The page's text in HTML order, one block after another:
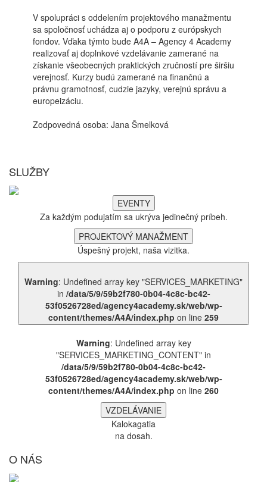
V spolupráci s oddelením projektového manažmentu
sa spoločnosť uchádza aj o podporu z európskych
fondov. Vďaka týmto bude A4A – Agency 4 Academy
realizovať aj doplnkové vzdelávanie zamerané na
získanie všeobecných praktických zručností pre širšiu
verejnosť. Kurzy budú zamerané na finančnú a
právnu gramotnosť, cudzie jazyky, verejnú správu a
europeizáciu.
Zodpovedná osoba: Jana Šmelková
SLUŽBY
EVENTY
Za každým podujatím sa ukrýva jedinečný príbeh.
PROJEKTOVÝ MANAŽMENT
Úspešný projekt, naša vizitka.
Warning: Undefined array key "SERVICES_MARKETING"
in /data/5/9/59b2f780-0b04-4c8c-bc42-
53f0526728ed/agency4academy.sk/web/wp-
content/themes/A4A/index.php on line 259
Warning: Undefined array key
"SERVICES_MARKETING_CONTENT" in
/data/5/9/59b2f780-0b04-4c8c-bc42-
53f0526728ed/agency4academy.sk/web/wp-
content/themes/A4A/index.php on line 260
VZDELÁVANIE
Kalokagatia
na dosah.
O NÁS